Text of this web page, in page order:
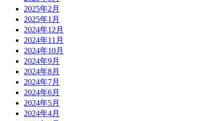
2025年2月
2025年1月
2024年12月
2024年11月
2024年10月
2024年9月
2024年8月
2024年7月
2024年6月
2024年5月
2024年4月